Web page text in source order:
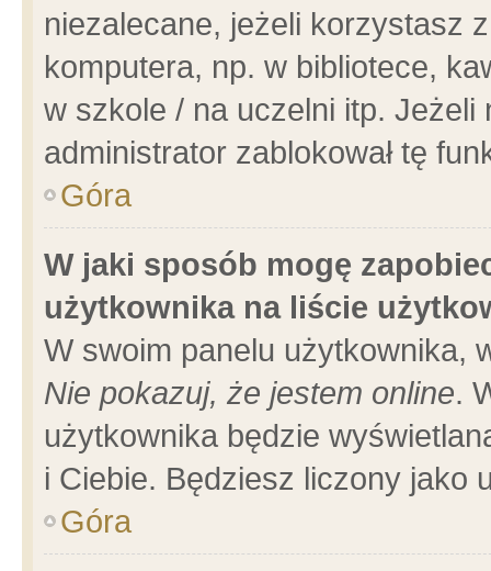
niezalecane, jeżeli korzystasz
komputera, np. w bibliotece,
w szkole / na uczelni itp.
administrator zablokował tę
Góra
W jaki sposób mogę
użytkownika na liście
W swoim panelu użytkownika,
Nie pokazuj, że jestem online.
użytkownika będzie
i Ciebie. Będziesz liczony jako
Góra